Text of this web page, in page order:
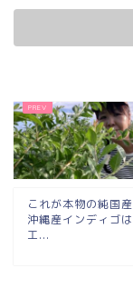
これが本物の純国
沖縄産インディゴ
工...